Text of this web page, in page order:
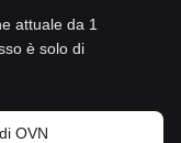
attuale da 1
è solo di
OVN